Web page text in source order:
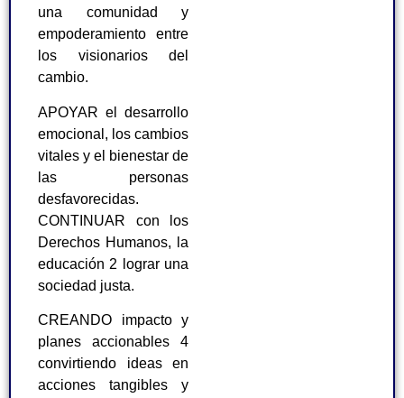
una comunidad y
empoderamiento entre
los visionarios del
cambio.
APOYAR el desarrollo
emocional, los cambios
vitales y el bienestar de
las personas
desfavorecidas.
CONTINUAR con los
Derechos Humanos, la
educación 2 lograr una
sociedad justa.
CREANDO impacto y
planes accionables 4
convirtiendo ideas en
acciones tangibles y